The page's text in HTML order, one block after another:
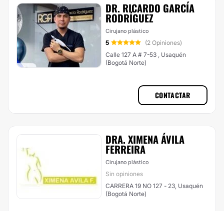
DR. RICARDO GARCÍA
RODRÍGUEZ
Cirujano plástico
5
(2 Opiniones)
Calle 127 A # 7-53 , Usaquén
(Bogotá Norte)
CONTACTAR
DRA. XIMENA ÁVILA
FERREIRA
Cirujano plástico
Sin opiniones
CARRERA 19 NO 127 - 23, Usaquén
(Bogotá Norte)